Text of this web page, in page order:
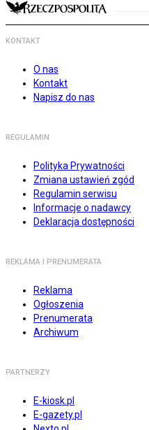
KONTAKT
O nas
Kontakt
Napisz do nas
REGULAMIN
Polityka Prywatności
Zmiana ustawień zgód
Regulamin serwisu
Informacje o nadawcy
Deklaracja dostępności
REKLAMA I PRENUMERATA
Reklama
Ogłoszenia
Prenumerata
Archiwum
PARTNERZY
E-kiosk.pl
E-gazety.pl